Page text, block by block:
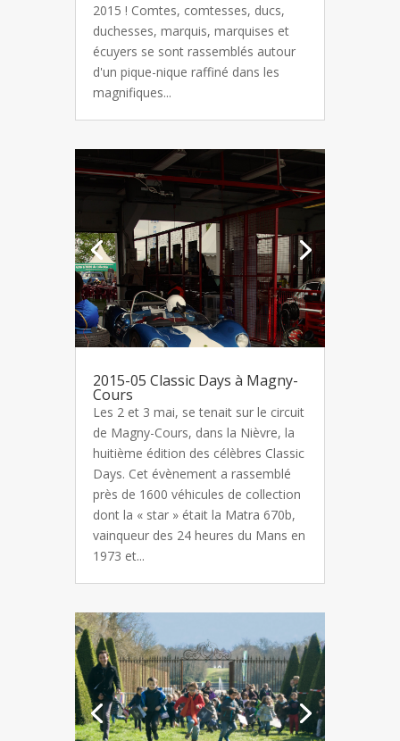
2015 ! Comtes, comtesses, ducs,
duchesses, marquis, marquises et
écuyers se sont rassemblés autour
d'un pique-nique raffiné dans les
magnifiques...
2015-05 Classic Days à Magny-
Cours
Les 2 et 3 mai, se tenait sur le circuit
de Magny-Cours, dans la Nièvre, la
huitième édition des célèbres Classic
Days. Cet évènement a rassemblé
près de 1600 véhicules de collection
dont la « star » était la Matra 670b,
vainqueur des 24 heures du Mans en
1973 et...